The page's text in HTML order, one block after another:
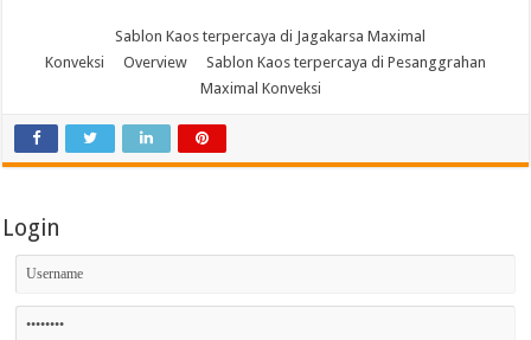
Sablon Kaos terpercaya di Jagakarsa Maximal
Konveksi
Overview
Sablon Kaos terpercaya di Pesanggrahan
Maximal Konveksi
Login